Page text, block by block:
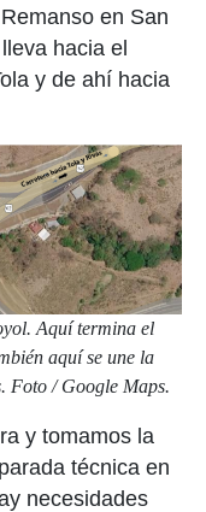
en San
hacia el
y de ahí hacia
Aquí termina el
aquí se une la
Foto / Google Maps.
y tomamos la
técnica en
necesidades